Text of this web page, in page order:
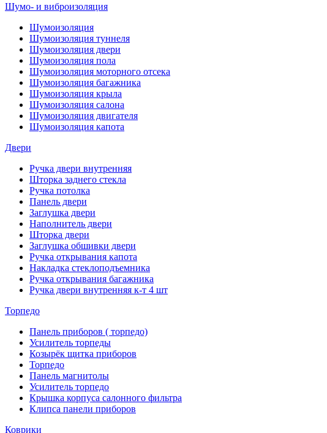
Шумо- и виброизоляция
Шумоизоляция
Шумоизоляция туннеля
Шумоизоляция двери
Шумоизоляция пола
Шумоизоляция моторного отсека
Шумоизоляция багажника
Шумоизоляция крыла
Шумоизоляция салона
Шумоизоляция двигателя
Шумоизоляция капота
Двери
Ручка двери внутренняя
Шторка заднего стекла
Ручка потолка
Панель двери
Заглушка двери
Наполнитель двери
Шторка двери
Заглушка обшивки двери
Ручка открывания капота
Накладка стеклоподъемника
Ручка открывания багажника
Ручка двери внутренняя к-т 4 шт
Торпедо
Панель приборов ( торпедо)
Усилитель торпеды
Козырёк щитка приборов
Торпедо
Панель магнитолы
Усилитель торпедо
Крышка корпуса салонного фильтра
Клипса панели приборов
Коврики